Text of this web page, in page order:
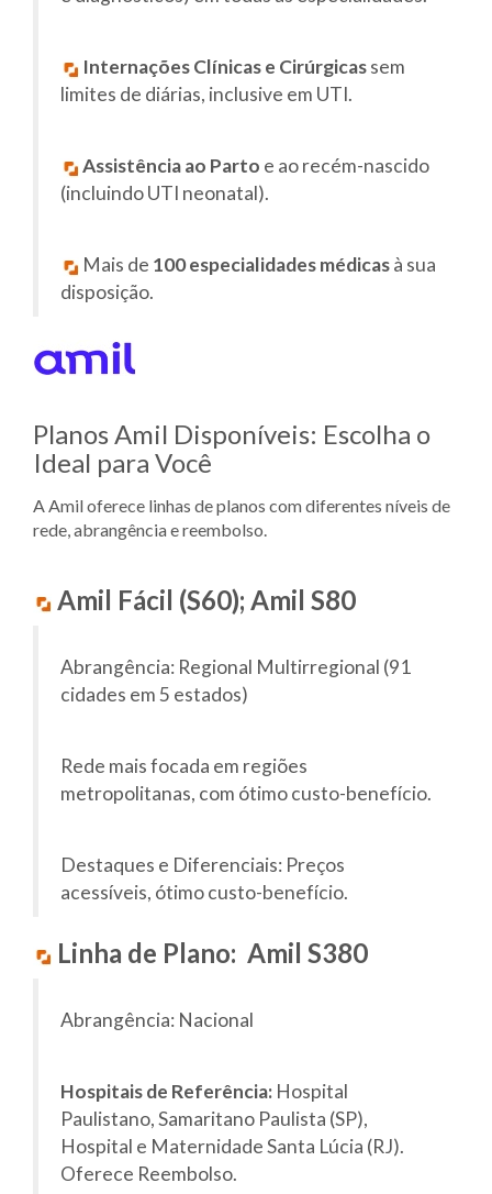
Internações Clínicas e Cirúrgicassem
limites de diárias, inclusive em UTI.
Assistência ao Parto e ao recém-nascido
(incluindo UTI neonatal).
Mais de 100 especialidades médicasà sua
disposição.
Planos Amil Disponíveis: Escolha o
Ideal para Você
A Amil oferece linhas de planos com diferentes níveis de
rede, abrangência e reembolso.
Amil Fácil (S60); Amil S80
Abrangência: Regional Multirregional (91
cidades em 5 estados)
Rede mais focada em regiões
metropolitanas, com ótimo custo-benefício.
Destaques e Diferenciais: Preços
acessíveis, ótimo custo-benefício.
Linha de Plano: Amil S380
Abrangência: Nacional
Hospitais de Referência: Hospital
Paulistano, Samaritano Paulista (SP),
Hospital e Maternidade Santa Lúcia (RJ).
Oferece Reembolso.